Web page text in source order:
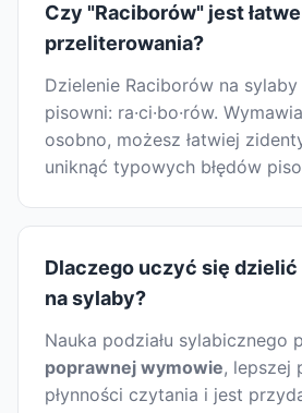
Czy "Raciborów" jest
przeliterowania?
Dzielenie Raciborów na
pisowni: ra·ci·bo·rów.
osobno, możesz łatwiej
uniknąć typowych błędów
Dlaczego uczyć się
na sylaby?
Nauka podziału sylabicznego
poprawnej wymowie, lepszej
płynności czytania i jest